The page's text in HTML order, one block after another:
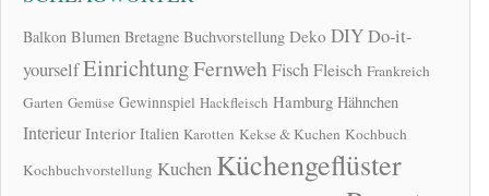
Balkon Blumen Bretagne Buchvorstellung Deko DIYDo-it-
yourselfEinrichtungFernwehFischFleisch Frankreich
Garten Gemüse Gewinnspiel Hackfleisch Hamburg Hähnchen
Interieur Interior Italien Karotten Kekse & Kuchen Kochbuch
Kochbuchvorstellung Kuchen Küchengeflüster